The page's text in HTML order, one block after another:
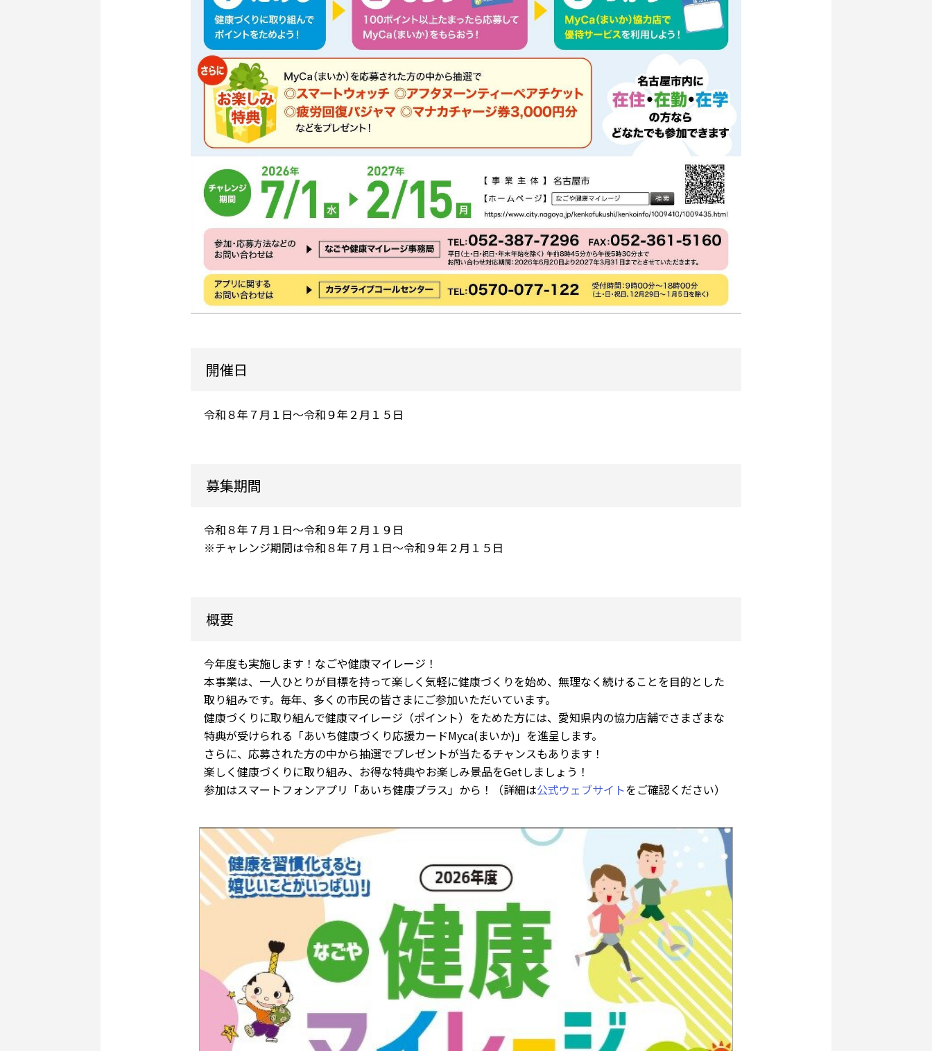
開催日
令和８年７月１日～令和９年２月１５日
募集期間
令和８年７月１日～令和９年２月１９日
※チャレンジ期間は令和８年７月１日～令和９年２月１５日
概要
今年度も実施します！なごや健康マイレージ！
本事業は、一人ひとりが目標を持って楽しく気軽に健康づくりを始め、無理なく続けることを目的とした
取り組みです。毎年、多くの市民の皆さまにご参加いただいています。
健康づくりに取り組んで健康マイレージ（ポイント）をためた方には、愛知県内の協力店舗でさまざまな
特典が受けられる「あいち健康づくり応援カードMyca(まいか)」を進呈します。
さらに、応募された方の中から抽選でプレゼントが当たるチャンスもあります！
楽しく健康づくりに取り組み、お得な特典やお楽しみ景品をGetしましょう！
参加はスマートフォンアプリ「あいち健康プラス」から！（詳細は公式ウェブサイトをご確認ください）